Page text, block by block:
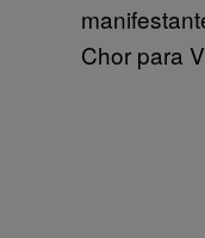
Chor para